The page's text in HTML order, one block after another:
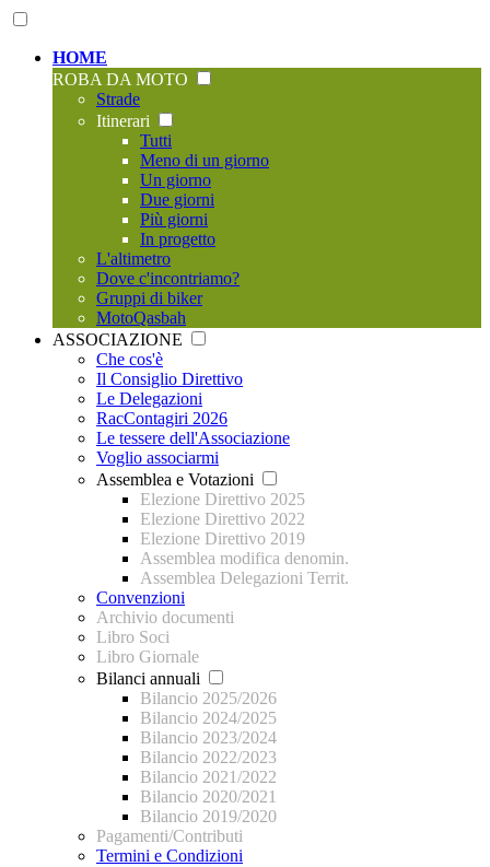
HOME
ROBA DA MOTO
Strade
Itinerari
Tutti
Meno di un giorno
Un giorno
Due giorni
Più giorni
In progetto
L'altimetro
Dove c'incontriamo?
Gruppi di biker
MotoQasbah
ASSOCIAZIONE
Che cos'è
Il Consiglio Direttivo
Le Delegazioni
RacContagiri 2026
Le tessere dell'Associazione
Voglio associarmi
Assemblea e Votazioni
Elezione Direttivo 2025
Elezione Direttivo 2022
Elezione Direttivo 2019
Assemblea modifica denomin.
Assemblea Delegazioni Territ.
Convenzioni
Archivio documenti
Libro Soci
Libro Giornale
Bilanci annuali
Bilancio 2025/2026
Bilancio 2024/2025
Bilancio 2023/2024
Bilancio 2022/2023
Bilancio 2021/2022
Bilancio 2020/2021
Bilancio 2019/2020
Pagamenti/Contributi
Termini e Condizioni